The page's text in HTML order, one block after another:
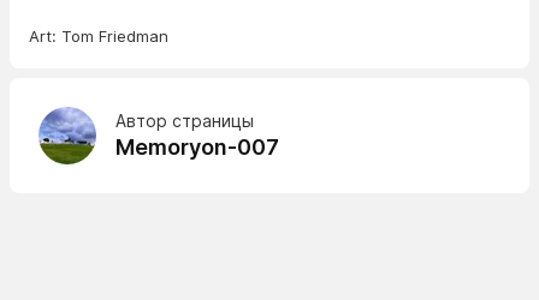
Art: Tom Friedman
Автор страницы
Memoryon-007